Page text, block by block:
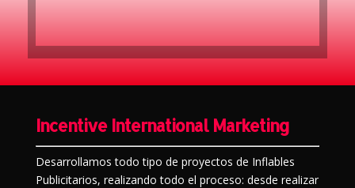
Incentive International Marketing
Desarrollamos todo tipo de proyectos de Inflables
Publicitarios, realizando todo el proceso: desde realizar